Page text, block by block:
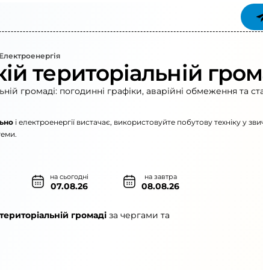
Електроенергія
територіальній
громаді: погодинні графіки, аварійні обмеження та
і електроенергії вистачає, використовуйте побутову техніку у
на сьогодні
07.08.26
на завтра
08.08.26
громаді за чергами та